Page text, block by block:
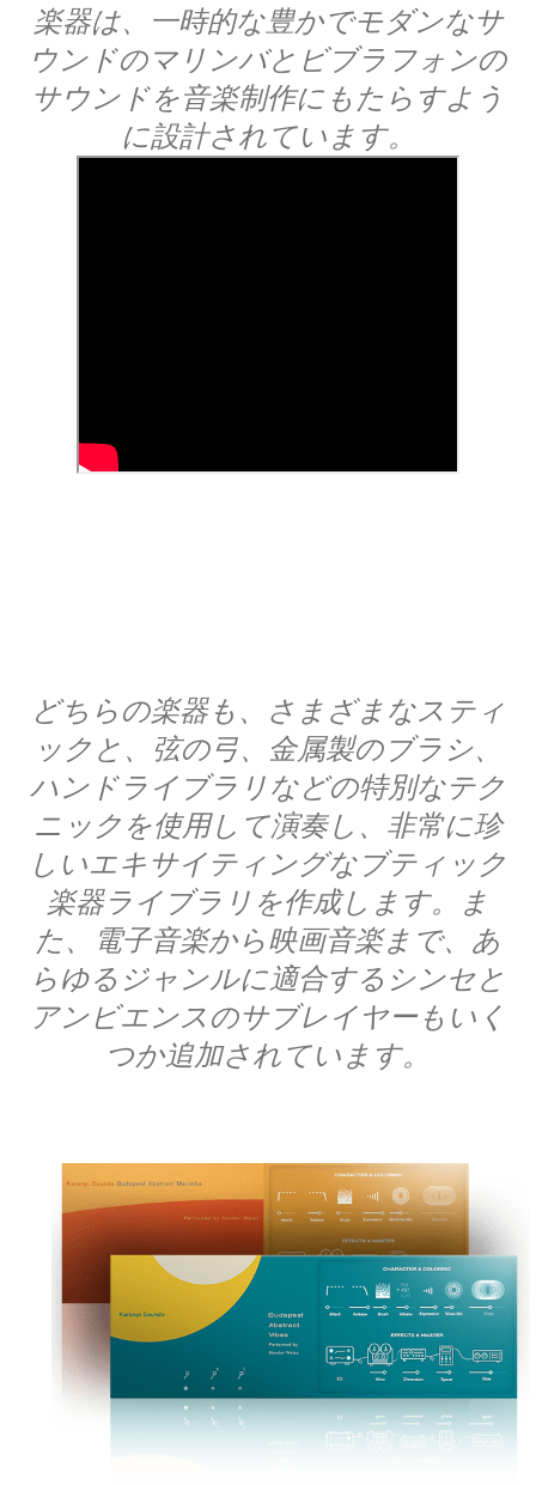
楽器は、一時的な豊かでモダンなサ
ウンドのマリンバとビブラフォンの
サウンドを音楽制作にもたらすよう
に設計されています。
どちらの楽器も、さまざまなスティ
ックと、弦の弓、金属製のブラシ、
ハンドライブラリなどの特別なテク
ニックを使用して演奏し、非常に珍
しいエキサイティングなブティック
楽器ライブラリを作成します。ま
た、電子音楽から映画音楽まで、あ
らゆるジャンルに適合するシンセと
アンビエンスのサブレイヤーもいく
つか追加されています。